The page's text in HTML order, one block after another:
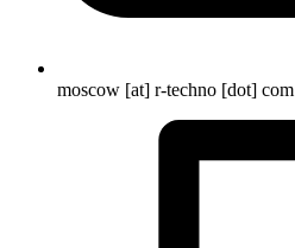
moscow [at] r-techno [dot] com